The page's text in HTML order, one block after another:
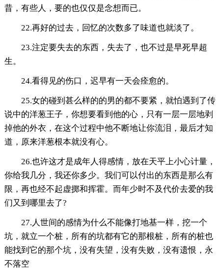
昔，有些人，要的也仅仅是念想而已。
22.再好的过去，回忆的次数多了味道也就淡了。
23.注定要失去的东西，失去了，也不过是早死早超
生。
24.看得见的伤口，迟早有一天会痊愈的。
25.女的碰到甚么样的的男的都不要紧，就怕遇到了传
说中的洋葱王子，你想要看到他的心，只有一层一层地剥
掉他的外衣，在这个过程中他不断地让你流泪，最后才知
道，原来洋葱根本就没有心。
26.也许这才是成年人得感情，放在天平上小心计量，
你给我几分，我还你多少。我们可以付出的东西是那么有
限，再也经不起虚掷和挥霍。而年少时不及代价去爱的我
们又到哪里去了?
27.人世间的感情为什么不能像打地基一样，挖一个
坑，就立一个桩，所有的坑都有它的那根桩，所有的桩也
能找到它的那个坑，没有失望，没有失败，没有遗恨，永
不落空